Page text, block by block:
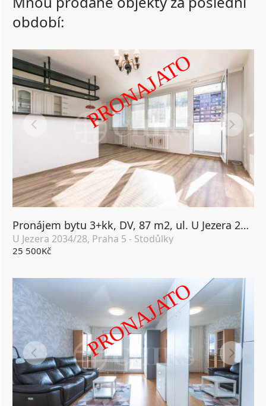
období:
PRONAJATO
Pronájem bytu 3+kk, DV, 87 m2, ul. U Jezera 2034/28, Praha 5 - Stodůlky
U Jezera 2034/28, Praha 5 - Stodůlky
25 500Kč
PRONAJATO